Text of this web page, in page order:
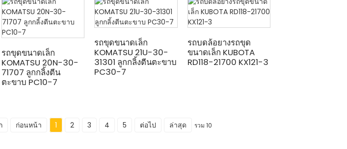
รถขุดขนาดเล็ก
KOMATSU 20N-30-
71707 ลูกกลิ้งตีน
ตะขาบ PC10-7
รถขุดขนาดเล็ก
KOMATSU 21U-30-
31301 ลูกกลิ้งตีนตะขาบ
PC30-7
รถบดล้อยางรถขุด
ขนาดเล็ก KUBOTA
RD118-21700 KX121-3
ก่อนหน้า 1 2 3 4 5 ต่อไป ล่าสุด รวม 10